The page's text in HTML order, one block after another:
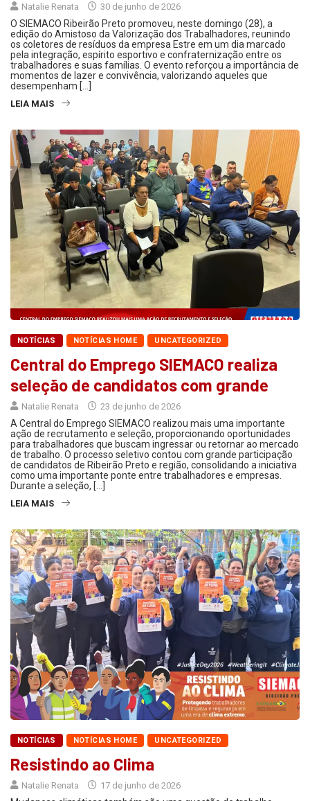
Natalie Renata 30 de junho de 2026
O SIEMACO Ribeirão Preto promoveu, neste domingo (28), a
edição do Amistoso da Valorização dos Trabalhadores, reunindo
os coletores de resíduos da empresa Estre em um dia marcado
pela integração, espírito esportivo e confraternização entre os
trabalhadores e suas famílias. O evento reforçou a importância de
momentos de lazer e convivência, valorizando aqueles que
desempenham […]
LEIA MAIS
NOTÍCIAS NOTÍCIAS HOME UNCATEGORIZED
Central do Emprego SIEMACO realiza
seleção de candidatos com grande
Natalie Renata 23 de junho de 2026
A Central do Emprego SIEMACO realizou mais uma importante
ação de recrutamento e seleção, proporcionando oportunidades
para trabalhadores que buscam ingressar ou retornar ao mercado
de trabalho. O processo seletivo contou com grande participação
de candidatos de Ribeirão Preto e região, consolidando a iniciativa
como uma importante ponte entre trabalhadores e empresas.
Durante a seleção, […]
LEIA MAIS
NOTÍCIAS NOTÍCIAS HOME UNCATEGORIZED
Resistindo ao Clima
Natalie Renata 17 de junho de 2026